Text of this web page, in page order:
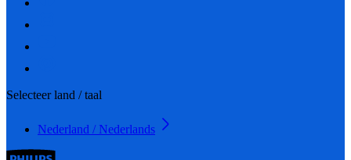
Selecteer land / taal
Nederland / Nederlands